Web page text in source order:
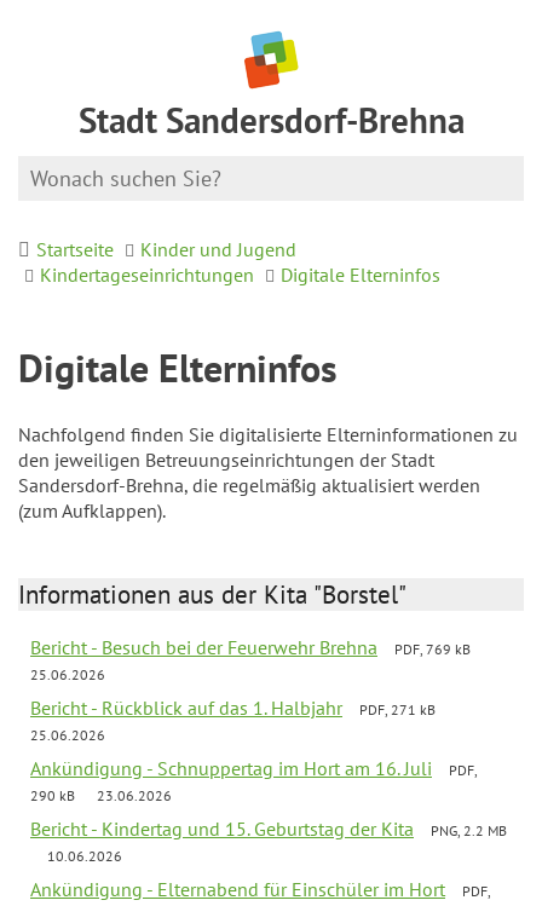
Stadt Sandersdorf-Brehna
Startseite
Kinder und Jugend
Kindertageseinrichtungen
Digitale Elterninfos
Digitale Elterninfos
Nachfolgend finden Sie digitalisierte Elterninformationen zu
den jeweiligen Betreuungseinrichtungen der Stadt
Sandersdorf-Brehna, die regelmäßig aktualisiert werden
(zum Aufklappen).
Informationen aus der Kita "Borstel"
Bericht - Besuch bei der Feuerwehr Brehna
PDF, 769 kB
25.06.2026
Bericht - Rückblick auf das 1. Halbjahr
PDF, 271 kB
25.06.2026
Ankündigung - Schnuppertag im Hort am 16. Juli
PDF,
290 kB
23.06.2026
Bericht - Kindertag und 15. Geburtstag der Kita
PNG, 2.2 MB
10.06.2026
Ankündigung - Elternabend für Einschüler im Hort
PDF,